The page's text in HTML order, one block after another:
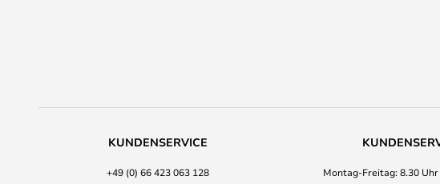
KUNDENSERVICE
+49 (0) 66 423 063 128
Montag-Freitag: 8.30